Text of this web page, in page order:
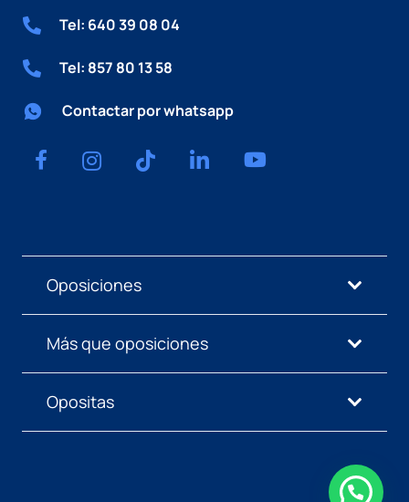
Tel: 640 39 08 04
Tel: 857 80 13 58
Contactar por whatsapp
Oposiciones
Más que oposiciones
Opositas